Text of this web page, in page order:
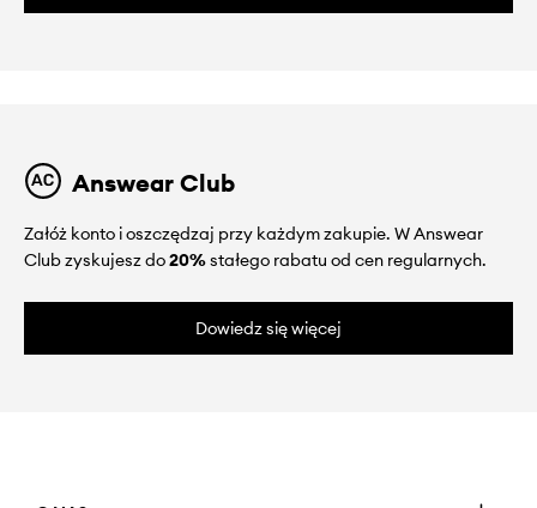
Answear Club
Załóż konto i oszczędzaj przy każdym zakupie. W Answear
Club zyskujesz do20%stałego rabatu od cen regularnych.
Dowiedz się więcej